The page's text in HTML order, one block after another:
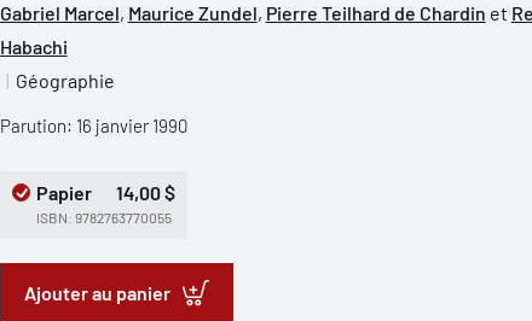
Gabriel Marcel, Maurice Zundel, Pierre Teilhard de Chardin et
Habachi
Géographie
Parution: 16 janvier 1990
Papier 14,00 $
ISBN: 9782763770055
Ajouter au panier